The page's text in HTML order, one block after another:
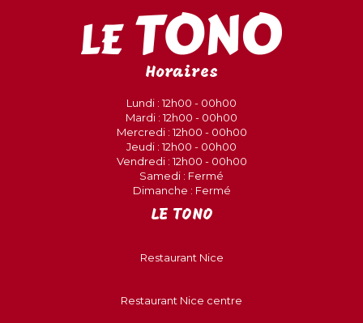
Horaires
Lundi : 12h00 - 00h00
Mardi : 12h00 - 00h00
Mercredi : 12h00 - 00h00
Jeudi : 12h00 - 00h00
Vendredi : 12h00 - 00h00
Samedi : Fermé
Dimanche : Fermé
LE TONO
Restaurant Nice
Restaurant Nice centre